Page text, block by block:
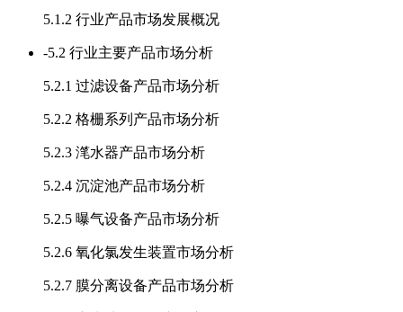
5.1.2 行业产品市场发展概况
-5.2 行业主要产品市场分析
5.2.1 过滤设备产品市场分析
5.2.2 格栅系列产品市场分析
5.2.3 滗水器产品市场分析
5.2.4 沉淀池产品市场分析
5.2.5 曝气设备产品市场分析
5.2.6 氧化氯发生装置市场分析
5.2.7 膜分离设备产品市场分析